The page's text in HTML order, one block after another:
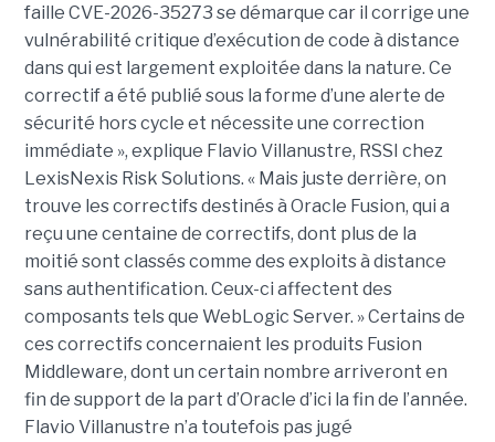
faille CVE-2026-35273 se démarque car il corrige une
vulnérabilité critique d’exécution de code à distance
dans qui est largement exploitée dans la nature. Ce
correctif a été publié sous la forme d’une alerte de
sécurité hors cycle et nécessite une correction
immédiate », explique Flavio Villanustre, RSSI chez
LexisNexis Risk Solutions. « Mais juste derrière, on
trouve les correctifs destinés à Oracle Fusion, qui a
reçu une centaine de correctifs, dont plus de la
moitié sont classés comme des exploits à distance
sans authentification. Ceux-ci affectent des
composants tels que WebLogic Server. » Certains de
ces correctifs concernaient les produits Fusion
Middleware, dont un certain nombre arriveront en
fin de support de la part d’Oracle d’ici la fin de l’année.
Flavio Villanustre n’a toutefois pas jugé